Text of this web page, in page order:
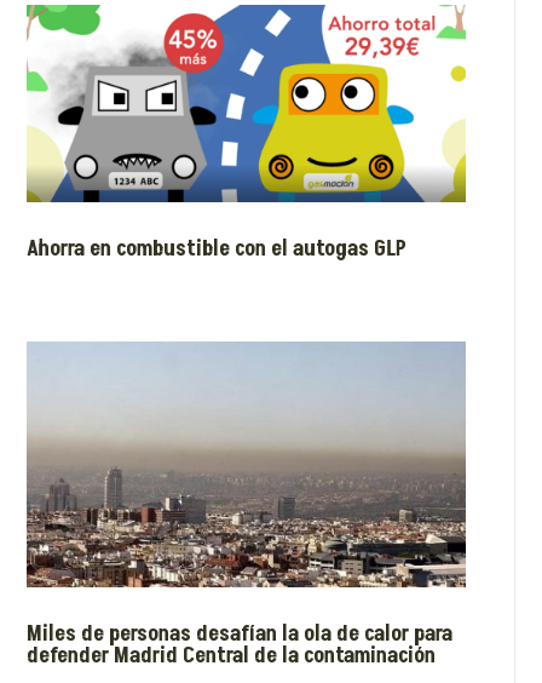
Ahorra en combustible con el autogas GLP
Miles de personas desafían la ola de calor para
defender Madrid Central de la contaminación